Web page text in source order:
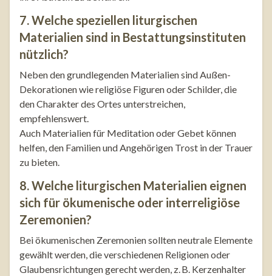
7. Welche speziellen liturgischen
Materialien sind in Bestattungsinstituten
nützlich?
Neben den grundlegenden Materialien sind Außen-
Dekorationen wie religiöse Figuren oder Schilder, die
den Charakter des Ortes unterstreichen,
empfehlenswert.
Auch Materialien für Meditation oder Gebet können
helfen, den Familien und Angehörigen Trost in der Trauer
zu bieten.
8. Welche liturgischen Materialien eignen
sich für ökumenische oder interreligiöse
Zeremonien?
Bei ökumenischen Zeremonien sollten neutrale Elemente
gewählt werden, die verschiedenen Religionen oder
Glaubensrichtungen gerecht werden, z. B. Kerzenhalter